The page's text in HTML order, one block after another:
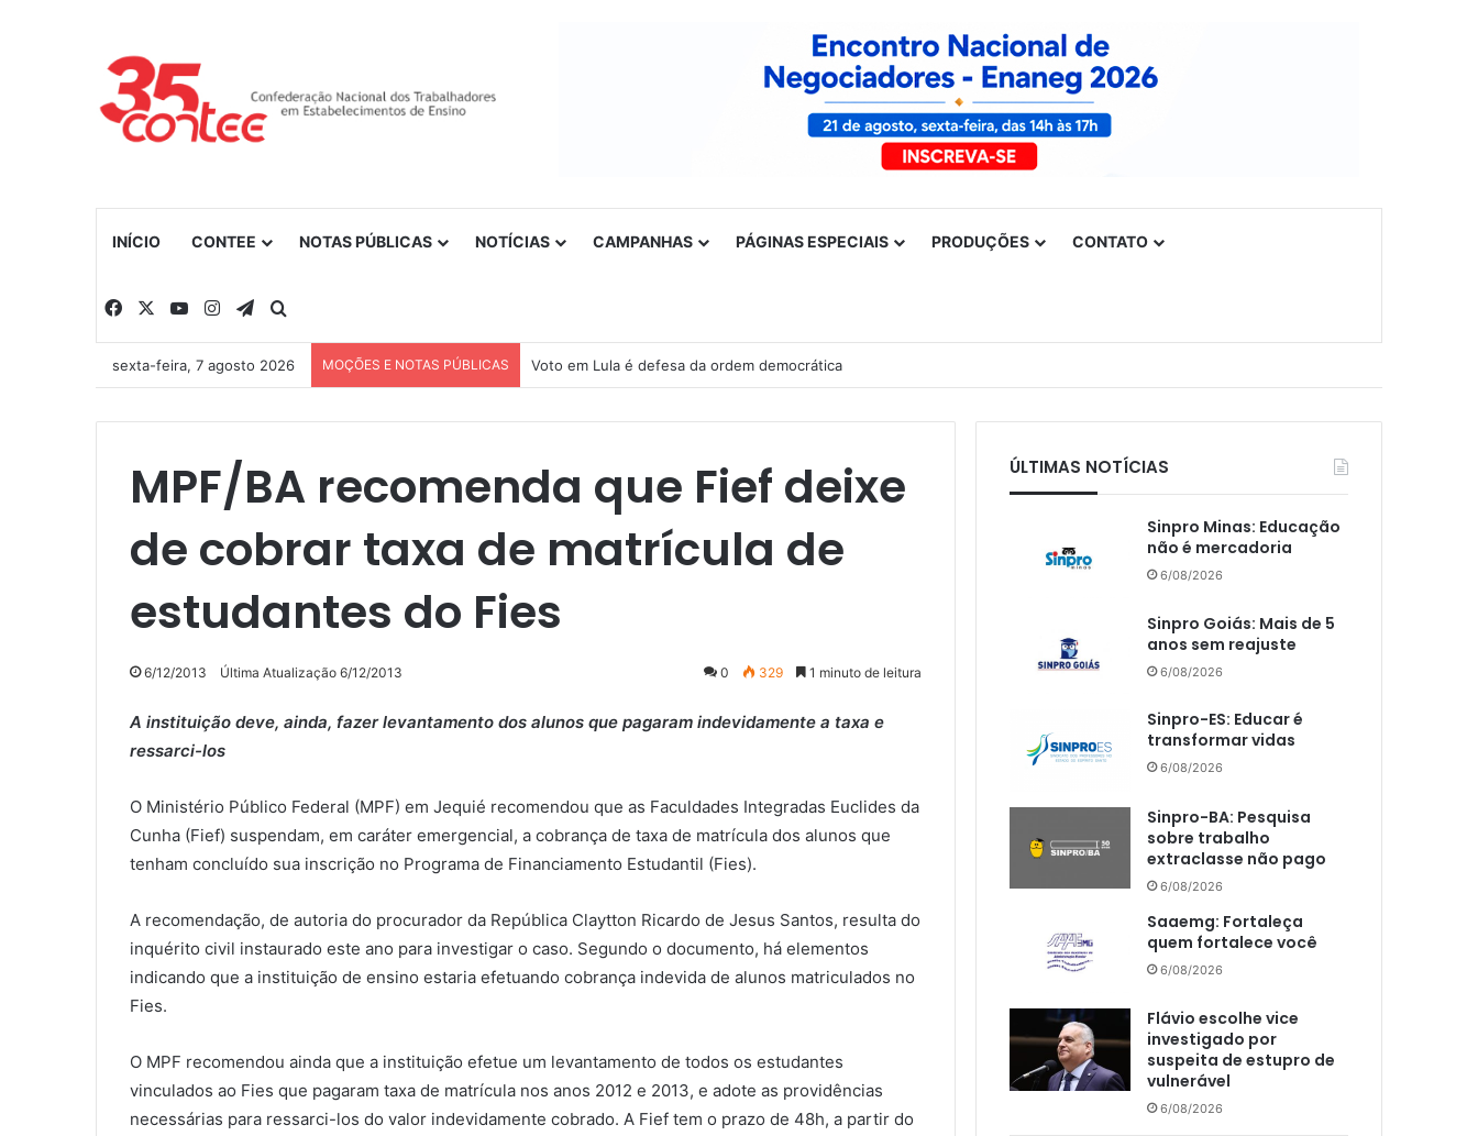
INÍCIO CONTEE NOTAS PÚBLICAS NOTÍCIAS CAMPANHAS PÁGINAS ESPECIAIS PRODUÇÕES CONTATO
Facebook YouTubeInstagramTelegram
sexta-feira, 7 agosto 2026 MOÇÕES E NOTAS PÚBLICAS Voto em Lula é defesa da ordem democrática
MPF/BA recomenda que Fief deixe
de cobrar taxa de matrícula de
estudantes do Fies
6/12/2013 Última Atualização 6/12/2013 0 329 1 minuto de leitura
A instituição deve, ainda, fazer levantamento dos alunos que pagaram indevidamente a taxa e
ressarci-los
O Ministério Público Federal (MPF) em Jequié recomendou que as Faculdades Integradas Euclides da
Cunha (Fief) suspendam, em caráter emergencial, a cobrança de taxa de matrícula dos alunos que
tenham concluído sua inscrição no Programa de Financiamento Estudantil (Fies).
A recomendação, de autoria do procurador da República Claytton Ricardo de Jesus Santos, resulta do
inquérito civil instaurado este ano para investigar o caso. Segundo o documento, há elementos
indicando que a instituição de ensino estaria efetuando cobrança indevida de alunos matriculados no
Fies.
O MPF recomendou ainda que a instituição efetue um levantamento de todos os estudantes
vinculados ao Fies que pagaram taxa de matrícula nos anos 2012 e 2013, e adote as providências
necessárias para ressarci-los do valor indevidamente cobrado. A Fief tem o prazo de 48h, a partir do
ÚLTIMAS NOTÍCIAS
Sinpro Minas: Educação
não é mercadoria
6/08/2026
Sinpro Goiás: Mais de 5
anos sem reajuste
6/08/2026
Sinpro-ES: Educar é
transformar vidas
6/08/2026
Sinpro-BA: Pesquisa
sobre trabalho
extraclasse não pago
6/08/2026
Saaemg: Fortaleça
quem fortalece você
6/08/2026
Flávio escolhe vice
investigado por
suspeita de estupro de
vulnerável
6/08/2026